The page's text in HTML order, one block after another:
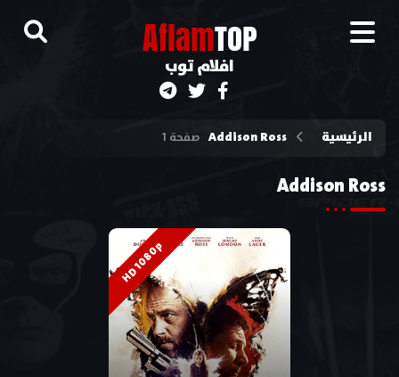
AflamTOP
افلام توب
الرئيسية Addison Ross صفحة 1
Addison Ross
HD 1080p